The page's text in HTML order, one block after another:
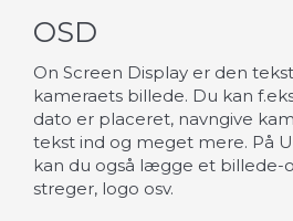
OSD
On Screen Display er den
kameraets billede. Du kan
dato er placeret, navngive
tekst ind og meget mere. På
kan du også lægge et billede-
streger, logo osv.